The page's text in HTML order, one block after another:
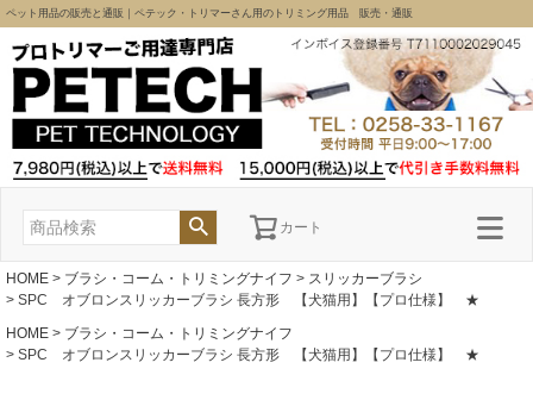
ペット用品の販売と通販｜ペテック・トリマーさん用のトリミング用品 販売・通販
カート
HOME ブラシ・コーム・トリミングナイフ
スリッカーブラシ
SPC オブロンスリッカーブラシ 長方形 【犬猫用】【プロ仕様】 ★
HOME
ブラシ・コーム・トリミングナイフ
SPC オブロンスリッカーブラシ 長方形 【犬猫用】【プロ仕様】 ★